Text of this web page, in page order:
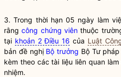
3. Trong thời hạn 05 ngày làm
rằngcông chứng viên thuộc
tại khoản 2 Điều 16 của Luật
bản đề nghị Bộ trưởng Bộ Tư
kèm theo các tài liệu liên quan
nhiệm.